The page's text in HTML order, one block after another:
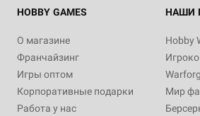
HOBBY GAMES
О магазине
Франчайзинг
Игры оптом
Корпоративные подарки
Работа у нас
НАШИ
Hobby
Мир